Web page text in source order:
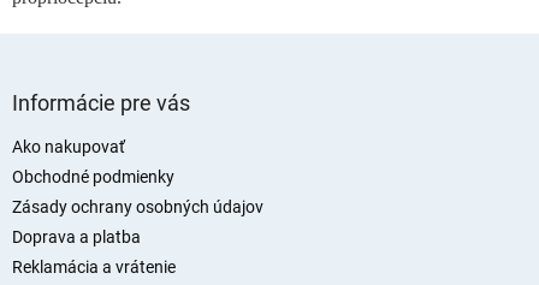
Informácie pre vás
Ako nakupovať
Obchodné podmienky
Zásady ochrany osobných údajov
Doprava a platba
Reklamácia a vrátenie